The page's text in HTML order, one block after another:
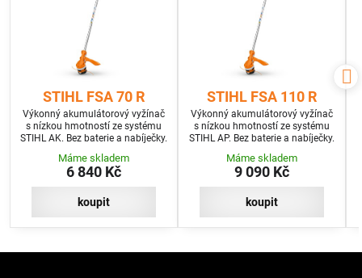
STIHL FSA 70 R
Výkonný akumulátorový vyžínač
s nízkou hmotností ze systému
STIHL AK. Bez baterie a nabíječky.
Máme skladem
6 840 Kč
koupit
STIHL FSA 110 R
Výkonný akumulátorový vyžínač
s nízkou hmotností ze systému
STIHL AP. Bez baterie a nabíječky.
Máme skladem
9 090 Kč
koupit